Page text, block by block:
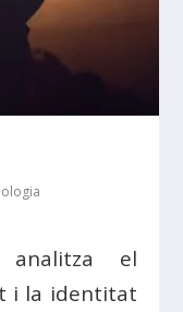
analitza el
i la identitat